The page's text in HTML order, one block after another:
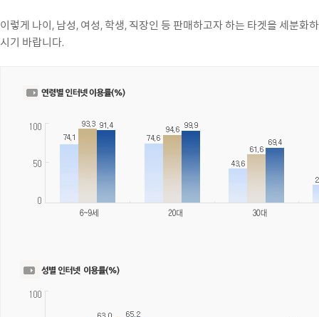
이렇게 나이, 남성, 여성, 학생, 직장인 등 판매하고자 하는 타겟을 세분화
시기 바랍니다.